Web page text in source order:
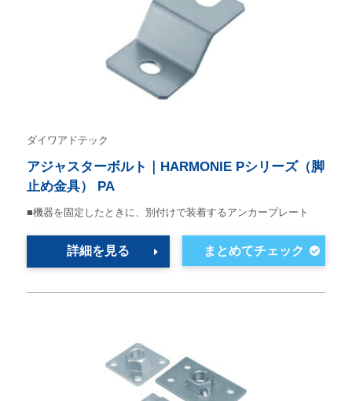
ダイワアドテック
アジャスターボルト｜HARMONIE Pシリーズ（脚
止め金具） PA
■機器を固定したときに、別付けで装着するアンカープレート
詳細を見る